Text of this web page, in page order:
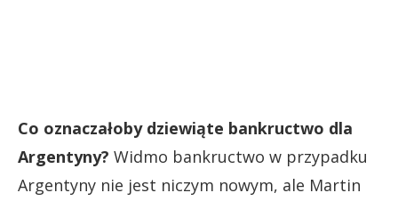
Co oznaczałoby dziewiąte bankructwo dla
Argentyny? Widmo bankructwo w przypadku
Argentyny nie jest niczym nowym, ale Martin